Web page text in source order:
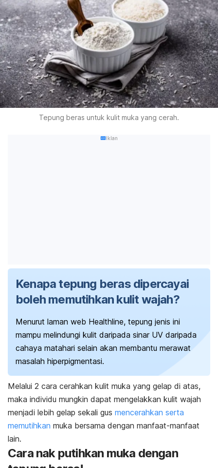
Tepung beras untuk kulit muka yang cerah.
Iklan
Kenapa tepung beras dipercayai
boleh memutihkan kulit wajah?
Menurut laman web Healthline, tepung jenis ini
mampu melindungi kulit daripada sinar UV daripada
cahaya matahari selain akan membantu merawat
masalah hiperpigmentasi.
Melalui 2 cara cerahkan kulit muka yang gelap di atas,
maka individu mungkin dapat mengelakkan kulit wajah
menjadi lebih gelap sekali gus mencerahkan serta
memutihkan muka bersama dengan manfaat-manfaat
lain.
Cara nak putihkan muka dengan